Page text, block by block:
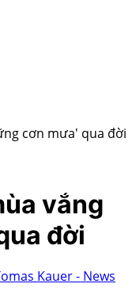
cơn mưa' qua đời
vắng
đời
Kauer - News